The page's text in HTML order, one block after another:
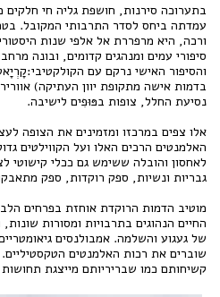
בתערוכה סירנות, חושפת גליה חי חלקים
עמדתה ביחס לסדר התרבותי המקובל.
ורכה, היא מרפררת אל אלפי שנות
סיפורי עמים ומנהגים קדומים, ובונה
והסיפור האישי נרקם עם
בדמות אישה מתקופת יוון העתיקה)
נסיעת החלל, צופות בפּוּפִים לישיבה.
אלו צפים במרכזו ומזמינים את הצופה
האלמנטים הרכים האלו ועל הקווילטים
לאחסון והובלה ששימש גם ככלי קישוטי
גבריות ונשיות, ספק רוקדות, ספק
מוטיב הדמות הרוקדת אוחזת בפרחים
החיים הנהוגים בתרבויות ומסורות
של געגוע והשלמה. אמבולנסים
שוברים את רכות האלמנטים הטקסטיליים.
קשיחותם כמו שבריריותם מייצגת